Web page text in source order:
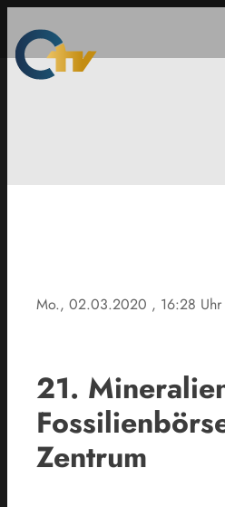
Mo., 02.03.2020 , 16:28 Uhr
21.
Zentrum